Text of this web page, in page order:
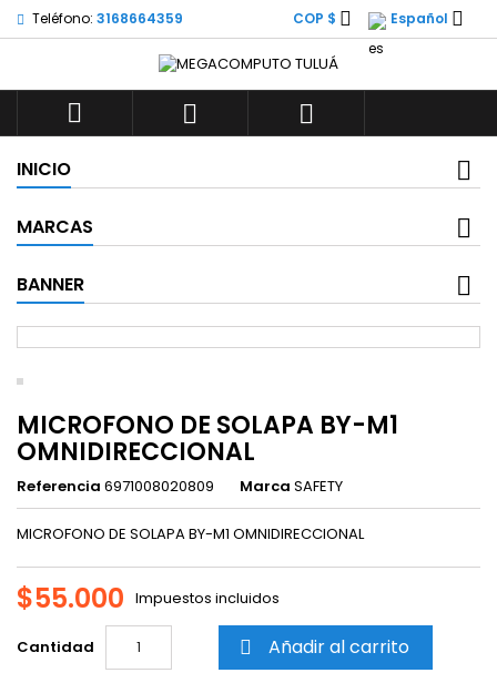
Teléfono: 3168664359 Español 
COP $ 
  
INICIO
MARCAS
BANNER
MICROFONO DE SOLAPA BY-M1
OMNIDIRECCIONAL
Referencia 6971008020809 Marca SAFETY
MICROFONO DE SOLAPA BY-M1 OMNIDIRECCIONAL
$55.000 Impuestos incluidos
Cantidad  Añadir al carrito